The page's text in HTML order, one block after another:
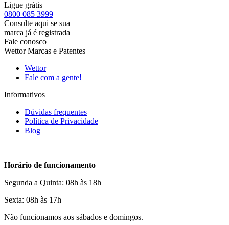
Ligue grátis
0800 085 3999
Consulte aqui se sua
marca já é registrada
Fale conosco
Wettor Marcas e Patentes
Wettor
Fale com a gente!
Informativos
Dúvidas frequentes
Política de Privacidade
Blog
Horário de funcionamento
Segunda a Quinta: 08h às 18h
Sexta: 08h às 17h
Não funcionamos aos sábados e domingos.